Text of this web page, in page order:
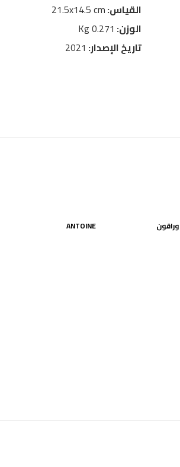
القياس:21.5x14.5 cm
الوزن: 0.271 Kg
تاريخ الإصدار: 2021
وراقون ANTOINE